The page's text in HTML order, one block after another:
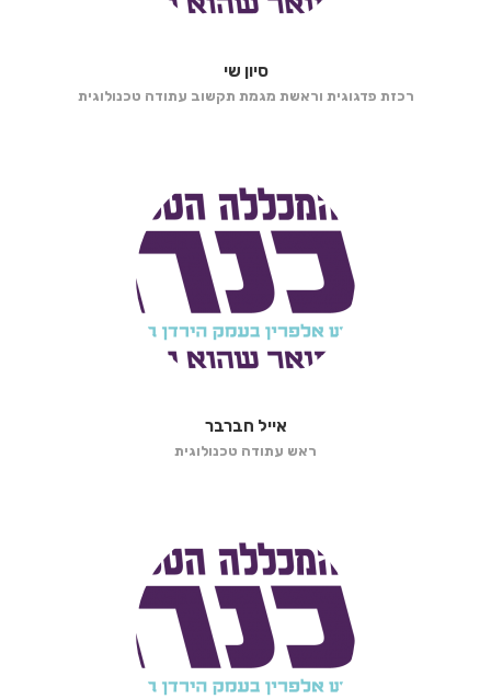
סיון שי
רכזת פדגוגית וראשת מגמת תקשוב עתודה טכנולוגית
אייל חברבר
ראש עתודה טכנולוגית